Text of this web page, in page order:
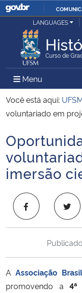
Ministério da Justiça e
Ministério da Defesa
Ministério das Relações
Ministério da Infraestrutura
Ministério da Agricultura,
Ministério da Educação
Ministério de Minas e Energia
LANGUAGES
Curso de
Menu Menu
Você está aqui:
voluntariado em
Início do conteúdo
imersão
AAssociação
promovendo a